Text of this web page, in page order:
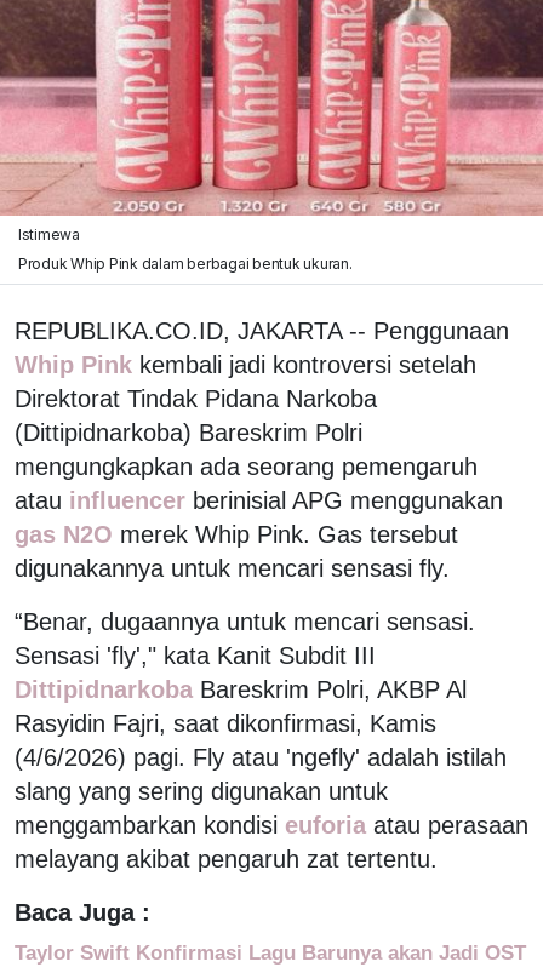
Istimewa
Produk Whip Pink dalam berbagai bentuk ukuran.
REPUBLIKA.CO.ID, JAKARTA -- Penggunaan
Whip Pink kembali jadi kontroversi setelah
Direktorat Tindak Pidana Narkoba
(Dittipidnarkoba) Bareskrim Polri
mengungkapkan ada seorang pemengaruh
atau influencer berinisial APG menggunakan
gas N2O merek Whip Pink. Gas tersebut
digunakannya untuk mencari sensasi fly.
“Benar, dugaannya untuk mencari sensasi.
Sensasi 'fly'," kata Kanit Subdit III
Dittipidnarkoba Bareskrim Polri, AKBP Al
Rasyidin Fajri, saat dikonfirmasi, Kamis
(4/6/2026) pagi. Fly atau 'ngefly' adalah istilah
slang yang sering digunakan untuk
menggambarkan kondisi euforia atau perasaan
melayang akibat pengaruh zat tertentu.
Baca Juga :
Taylor Swift Konfirmasi Lagu Barunya akan Jadi OST